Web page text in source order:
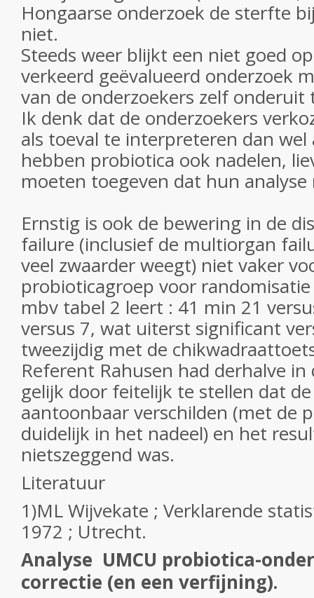
Hongaarse onderzoek de sterfte
niet.
Steeds weer blijkt een niet goed
verkeerd geëvalueerd onderzoek
van de onderzoekers zelf onderuit
Ik denk dat de onderzoekers
als toeval te interpreteren dan wel
hebben probiotica ook nadelen,
moeten toegeven dat hun
Ernstig is ook de bewering in de
failure (inclusief de multiorgan
veel zwaarder weegt) niet vaker
probioticagroep voor
mbv tabel 2 leert : 41 min 21
versus 7, wat uiterst significant
tweezijdig met de
Referent Rahusen had derhalve in
gelijk door feitelijk te stellen dat
aantoonbaar verschilden (met de
duidelijk in het nadeel) en het
nietszeggend was.
Literatuur
1)ML Wijvekate ; Verklarende
1972 ; Utrecht.
Analyse UMCU probiotica-
correctie (en een verfijning).